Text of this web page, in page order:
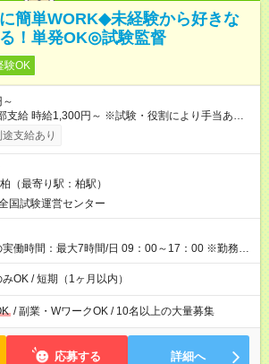
簡単WORK◆未経験から好きな
！単発OK◎試験監督
験OK
により手当あり ※
り昇給あり 【即給（前払い）オプションあり！】
合、勤務から1週間ほどで給与の一部を受け取れま
験 8:30～17:30（休憩1時間） 時給1,300円×8時間
円＋交通費 ※当日の役割により時給＋100円の場
試験 7:00～13:30（休憩なし） 時給1,300円（役
×6時間＝日収8,400円＋交通費 【試用期間】試
支給あり
柏（最寄り駅：柏駅）
国試験運営センター
実働時間：最大7時間/日 09：00～17：00 ※勤務時
より異なります。
OK / 短期（1ヶ月以内）
/ 副業・WワークOK / 10名以上の大量募集
応募する 詳細へ